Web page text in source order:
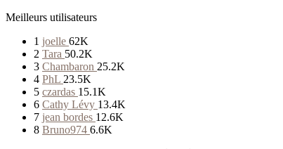
Meilleurs utilisateurs
1 joelle 62K
2 Tara 50.2K
3 Chambaron 25.2K
4 PhL 23.5K
5 czardas 15.1K
6 Cathy Lévy 13.4K
7 jean bordes 12.6K
8 Bruno974 6.6K